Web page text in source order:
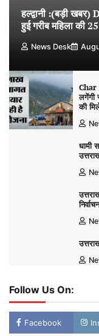
हल्द्वानी :(बड़ी खबर)
हुई गरीब महिला की
News Desk
Char
लगेंगी
की
धामी
Follow Us On:
Facebook